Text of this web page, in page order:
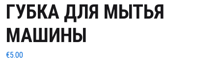
ГУБКА ДЛЯ МЫТЬЯ
МАШИНЫ
€5.00